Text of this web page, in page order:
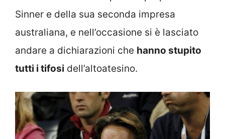
Sinner e della sua seconda impresa
australiana, e nell’occasione si è lasciato
andare a dichiarazioni che hanno stupito
tutti i tifosi dell’altoatesino.